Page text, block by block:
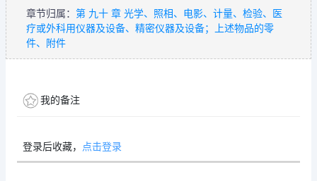
章节归属： 第 九十 章 光学、照相、电影、计量、检验、医
疗或外科用仪器及设备、精密仪器及设备；上述物品的零
件、附件
我的备注
登录后收藏， 点击登录